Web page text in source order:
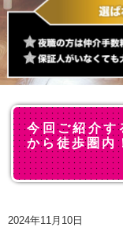
今回ご紹介す
から徒歩圏内
2024年11月10日